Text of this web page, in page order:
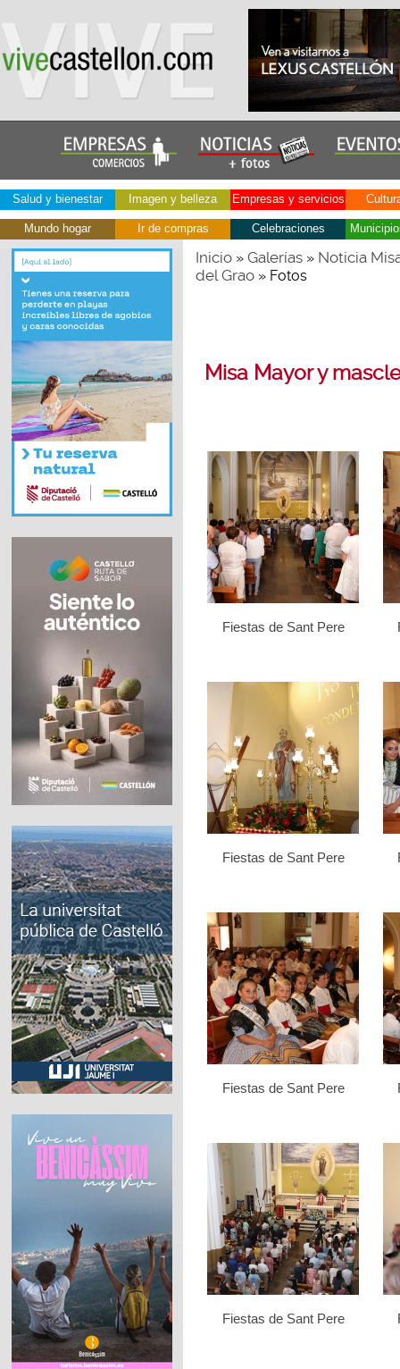
Salud y bienestar Imagen y belleza Empresas y servicios
Mundo hogar Ir de compras Celebraciones
Inicio» Galerías» Noticia
del Grao» Fotos
Misa Mayor y
Fiestas de Sant Pere
Fiestas de Sant Pere
Fiestas de Sant Pere
Fiestas de Sant Pere